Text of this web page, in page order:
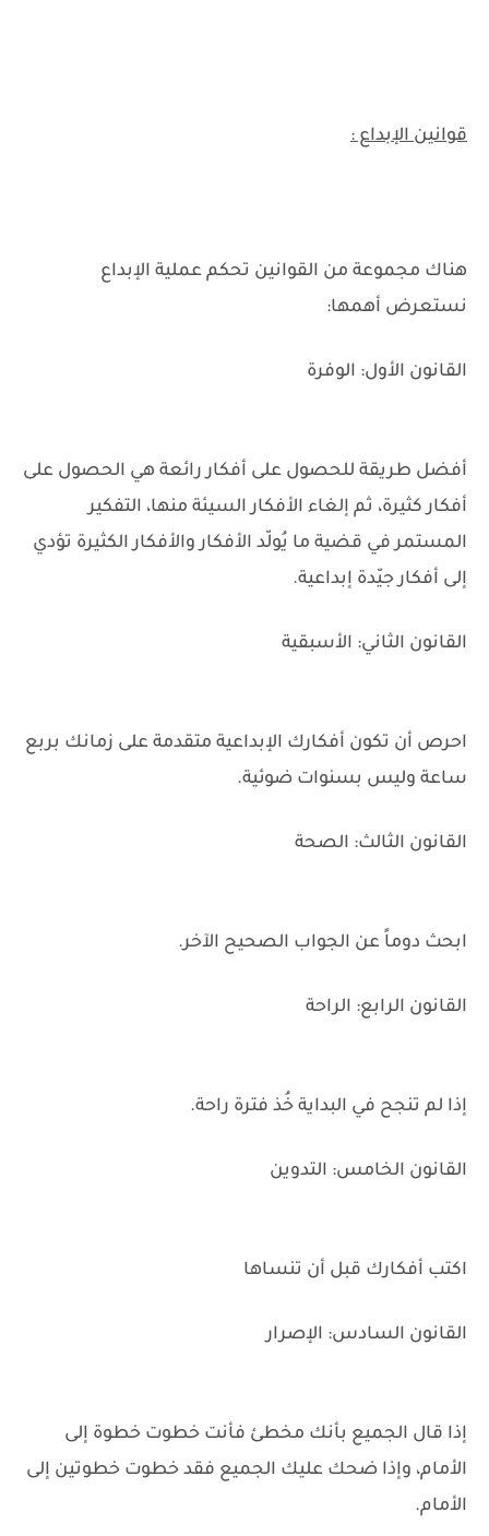
قوانين الإبداع :
هناك مجموعة من القوانين تحكم عملية الإبداع
نستعرض أهمها:
القانون الأول: الوفرة
أفضل طريقة للحصول على أفكار رائعة هي الحصول على
أفكار كثيرة، ثم إلغاء الأفكار السيئة منها، التفكير
المستمر في قضية ما يُولّد الأفكار والأفكار الكثيرة تؤدي
إلى أفكار جيّدة إبداعية.
القانون الثاني: الأسبقية
احرص أن تكون أفكارك الإبداعية متقدمة على زمانك بربع
ساعة وليس بسنوات ضوئية.
القانون الثالث: الصحة
ابحث دوماً عن الجواب الصحيح الآخر.
القانون الرابع: الراحة
إذا لم تنجح في البداية خُذ فترة راحة.
القانون الخامس: التدوين
اكتب أفكارك قبل أن تنساها
القانون السادس: الإصرار
إذا قال الجميع بأنك مخطئ فأنت خطوت خطوة إلى
الأمام، وإذا ضحك عليك الجميع فقد خطوت خطوتين إلى
الأمام.